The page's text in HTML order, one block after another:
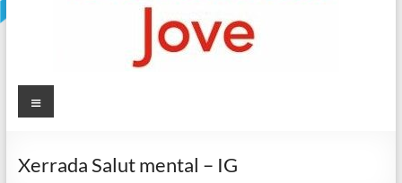
Sala
Biblioteca
Menú
Xerrada Salut mental – IG